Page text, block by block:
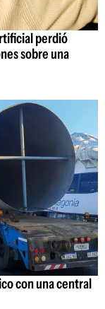
perdió
sobre una
con una central